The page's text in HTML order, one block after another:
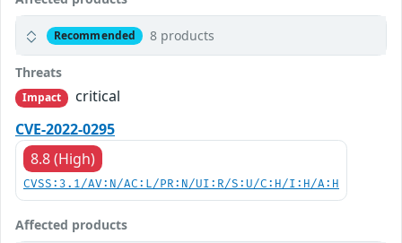
Recommended 8 products
Threats
Impact
critical
CVE-2022-0295
8.8 (High)
CVSS:3.1/AV:N/AC:L/PR:N/UI:R/S:U/C:H/I:H/A:H
Affected products